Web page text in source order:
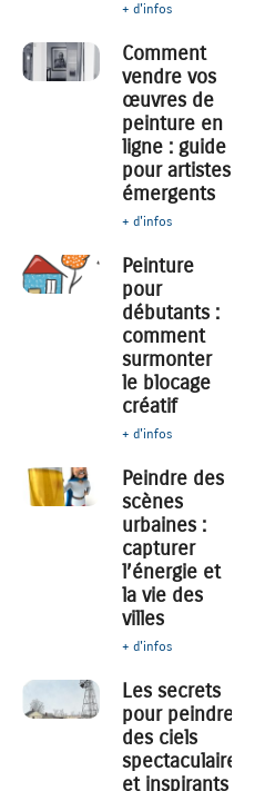
+ d'infos
Comment
vendre vos
œuvres de
peinture en
ligne : guide
pour artistes
émergents
+ d'infos
Peinture
pour
débutants :
comment
surmonter
le blocage
créatif
+ d'infos
Peindre des
scènes
urbaines :
capturer
l’énergie et
la vie des
villes
+ d'infos
Les secrets
pour peindre
des ciels
spectaculaires
et inspirants